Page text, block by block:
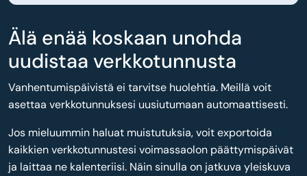
Älä enää koskaan unohda
uudistaa verkkotunnusta
Vanhentumispäivistä ei tarvitse huolehtia. Meillä voit
asettaa verkkotunnuksesi uusiutumaan automaattisesti.
Jos mieluummin haluat muistutuksia, voit exportoida
kaikkien verkkotunnustesi voimassaolon päättymispäivät
ja laittaa ne kalenteriisi. Näin sinulla on jatkuva yleiskuva